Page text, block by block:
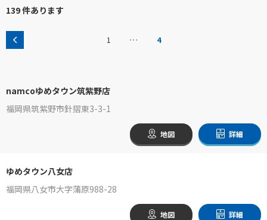
139 件あります
1 … 4
namcoゆめタウン筑紫野店
福岡県筑紫野市針摺東3-3-1
地図 詳細
ゆめタウン八女店
福岡県八女市大字蒲原988-28
地図 詳細